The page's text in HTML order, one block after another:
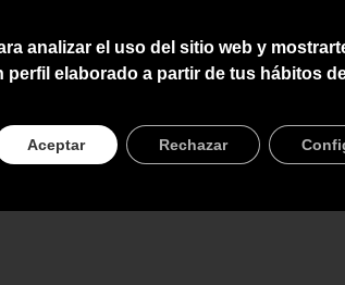
analizar el uso del sitio web y
perfil elaborado a partir de tus hábitos
Aceptar Rechazar